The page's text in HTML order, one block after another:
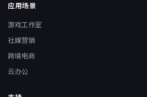
应用场景
游戏工作室
社媒营销
跨境电商
云办公